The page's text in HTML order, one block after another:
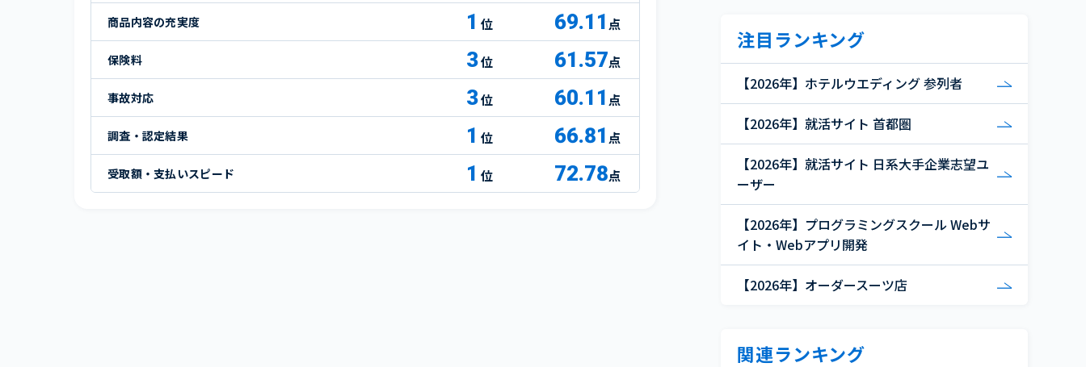
商品内容の充実度 1 69.11 点
保険料 3 61.57点
事故対応 3 60.11 点
調査・認定結果 1 66.81 点
受取額・支払いスピード 1 72.78点
注目ランキング
【2026年】ホテルウエディング 参列者
【2026年】就活サイト 首都圏
【2026年】就活サイト 日系大手企業志望ユ
ーザー
【2026年】プログラミングスクール Webサ
イト・Webアプリ開発
【2026年】オーダースーツ店
関連ランキング